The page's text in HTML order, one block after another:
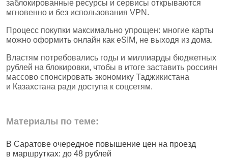
заблокированные ресурсы и сервисы открываются
мгновенно и без использования VPN.
Процесс покупки максимально упрощен: многие карты
можно оформить онлайн как eSIM, не выходя из дома.
Властям потребовались годы и миллиарды бюджетных
рублей на блокировки, чтобы в итоге заставить россиян
массово спонсировать экономику Таджикистана
и Казахстана ради доступа к соцсетям.
Материалы по теме:
В Саратове очередное повышение цен на проезд
в маршрутках: до 48 рублей